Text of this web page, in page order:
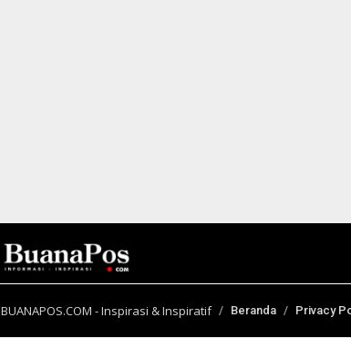
BUANAPOS.COM - Inspirasi & Inspiratif Beranda Privacy